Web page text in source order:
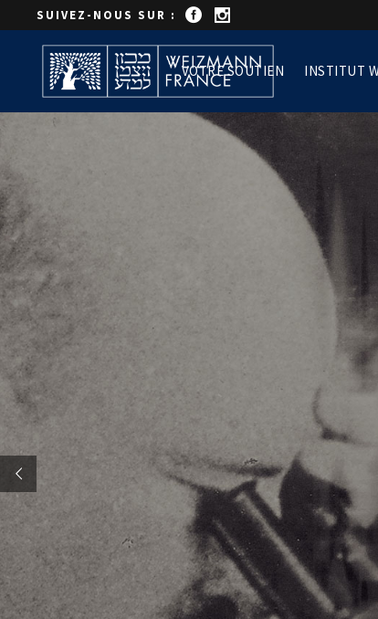
SUIVEZ-NOUS SUR :
VOTRE SOUTIEN INSTITUT